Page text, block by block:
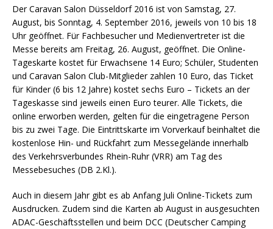
Der Caravan Salon Düsseldorf 2016 ist von Samstag, 27.
August, bis Sonntag, 4. September 2016, jeweils von 10 bis 18
Uhr geöffnet. Für Fachbesucher und Medienvertreter ist die
Messe bereits am Freitag, 26. August, geöffnet. Die Online-
Tageskarte kostet für Erwachsene 14 Euro; Schüler, Studenten
und Caravan Salon Club-Mitglieder zahlen 10 Euro, das Ticket
für Kinder (6 bis 12 Jahre) kostet sechs Euro – Tickets an der
Tageskasse sind jeweils einen Euro teurer. Alle Tickets, die
online erworben werden, gelten für die eingetragene Person
bis zu zwei Tage. Die Eintrittskarte im Vorverkauf beinhaltet die
kostenlose Hin- und Rückfahrt zum Messegelände innerhalb
des Verkehrsverbundes Rhein-Ruhr (VRR) am Tag des
Messebesuches (DB 2.Kl.).
Auch in diesem Jahr gibt es ab Anfang Juli Online-Tickets zum
Ausdrucken. Zudem sind die Karten ab August in ausgesuchten
ADAC-Geschäftsstellen und beim DCC (Deutscher Camping